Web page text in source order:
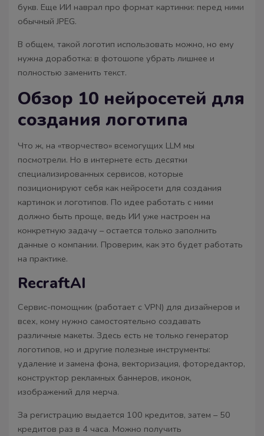
букв. Еще ИИ наврал про формат картинки: перед ними
обычный JPEG.
В общем, такой логотип использовать можно, но ему
нужна доработка: в фотошопе убрать лишнее и
полностью заменить текст.
Обзор 10 нейросетей для
создания логотипа
Что ж, на «творчество» всемогущих LLM мы
посмотрели. Но в интернете есть десятки
специализированных сервисов, которые
позиционируют себя как нейросети для создания
картинок и логотипов. По идее работать с ними
должно быть проще, ведь ИИ уже настроен на
конкретную задачу – остается только заполнить
данные о компании. Проверим, как это будет работать
на практике.
RecraftAI
Сервис-помощник (работает с VPN) для дизайнеров и
всех, кому нужно самостоятельно создавать
различные макеты. Здесь есть не только генератор
логотипов, но и другие полезные инструменты:
удаление и замена фона, векторизация, фоторедактор,
конструктор рекламных баннеров, иконок,
изображений для мерча.
За регистрацию выдается 100 кредитов, затем – 50
кредитов раз в 4 часа. Можно получить